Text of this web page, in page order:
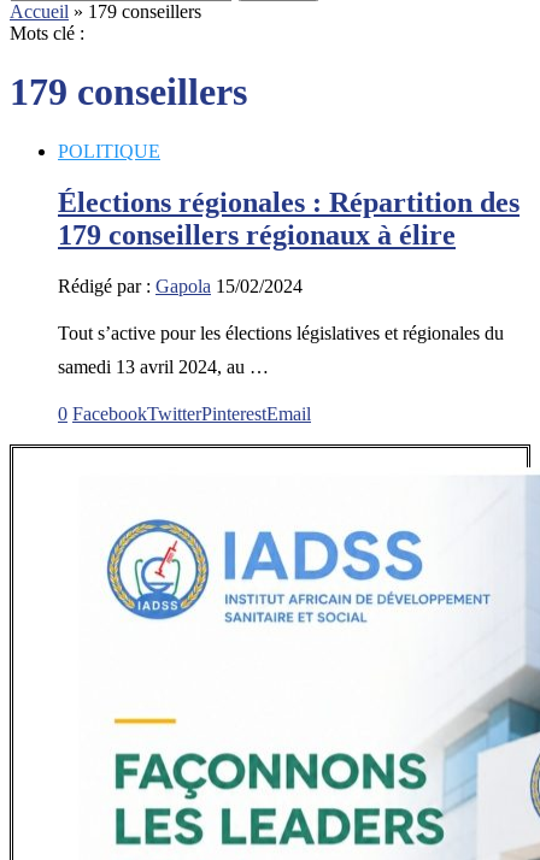
Accueil » 179 conseillers
Mots clé :
179 conseillers
POLITIQUE
Élections régionales : Répartition des
179 conseillers régionaux à élire
Rédigé par : Gapola 15/02/2024
Tout s’active pour les élections législatives et régionales du
samedi 13 avril 2024, au …
0 FacebookTwitterPinterestEmail